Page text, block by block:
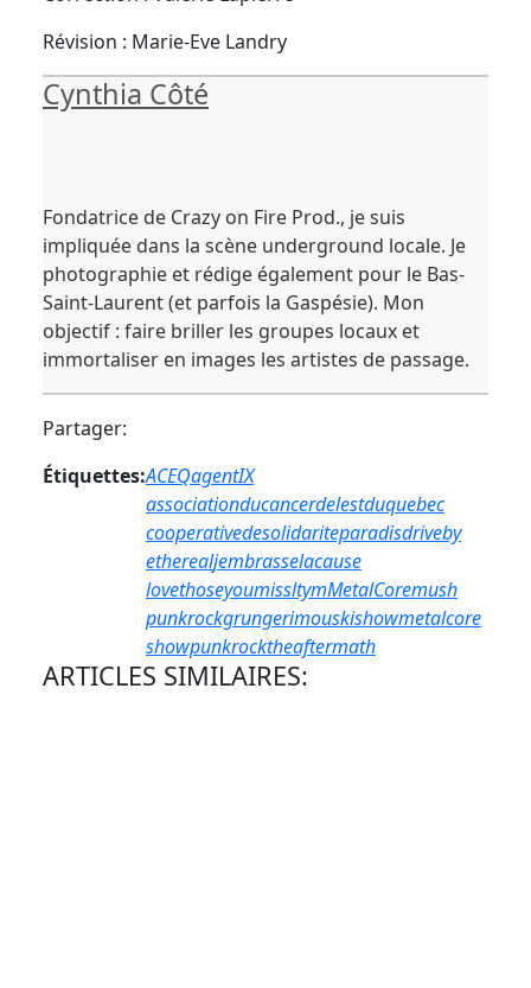
Révision : Marie-Eve Landry
Cynthia Côté
Fondatrice de Crazy on Fire Prod., je suis
impliquée dans la scène underground locale. Je
photographie et rédige également pour le Bas-
Saint-Laurent (et parfois la Gaspésie). Mon
objectif : faire briller les groupes locaux et
immortaliser en images les artistes de passage.
Partager:
Étiquettes:ACEQagentIX
associationducancerdelestduquebec
cooperativedesolidariteparadisdriveby
etherealjembrasselacause
lovethoseyoumissltymMetalCoremush
punkrockgrungerimouskishowmetalcore
showpunkrocktheaftermath
ARTICLES SIMILAIRES: